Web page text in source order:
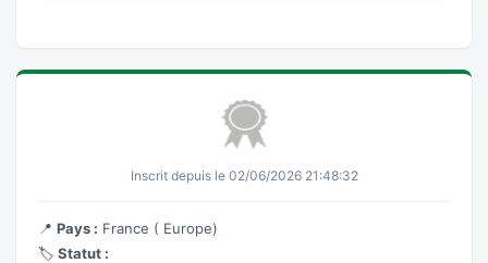
Inscrit depuis le 02/06/2026 21:48:32
📍 Pays : France ( Europe)
🏷️ Statut :